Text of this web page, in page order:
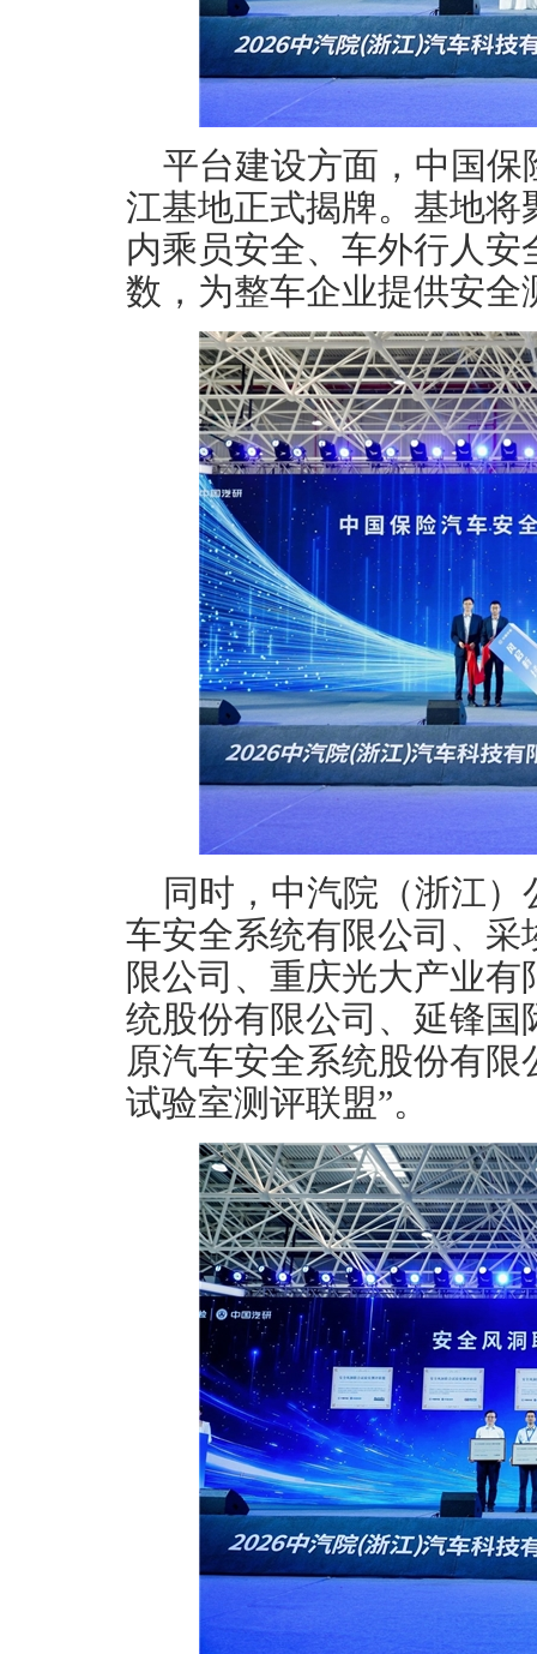
平台建设方面，中国
江基地正式揭牌。基地
内乘员安全、车外行人
数，为整车企业提供安全
同时，中汽院（浙江
车安全系统有限公司、
限公司、重庆光大产业
统股份有限公司、延锋
原汽车安全系统股份有
试验室测评联盟”。